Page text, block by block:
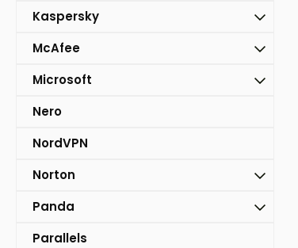
Kaspersky
McAfee
Microsoft
Nero
NordVPN
Norton
Panda
Parallels